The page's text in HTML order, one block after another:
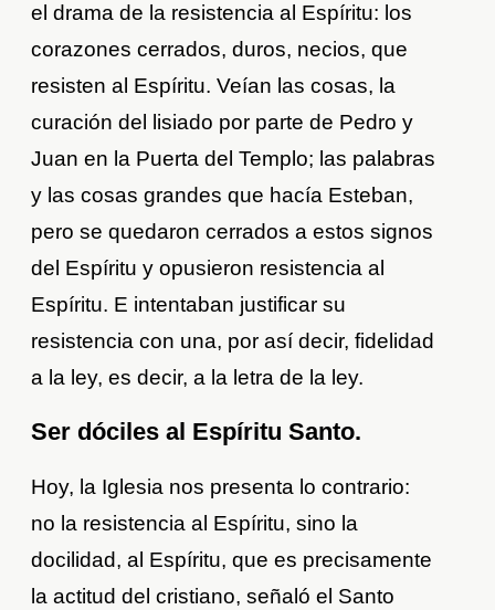
el drama de la resistencia al Espíritu: los
corazones cerrados, duros, necios, que
resisten al Espíritu. Veían las cosas, la
curación del lisiado por parte de Pedro y
Juan en la Puerta del Templo; las palabras
y las cosas grandes que hacía Esteban,
pero se quedaron cerrados a estos signos
del Espíritu y opusieron resistencia al
Espíritu. E intentaban justificar su
resistencia con una, por así decir, fidelidad
a la ley, es decir, a la letra de la ley.
Ser dóciles al Espíritu Santo.
Hoy, la Iglesia nos presenta lo contrario:
no la resistencia al Espíritu, sino la
docilidad, al Espíritu, que es precisamente
la actitud del cristiano, señaló el Santo